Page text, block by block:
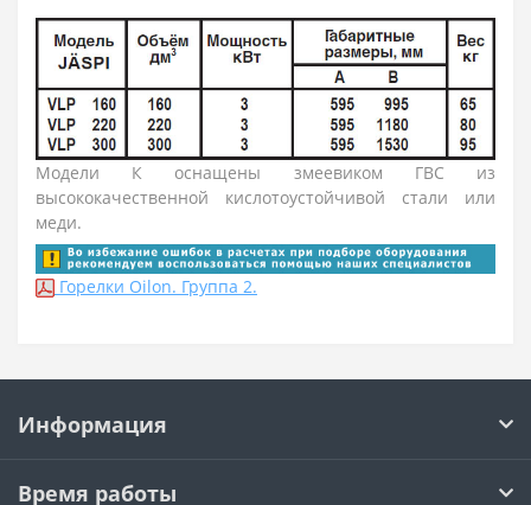
Модели К оснащены змеевиком ГВС из
высококачественной кислотоустойчивой стали или
меди.
Горелки Oilon. Группа 2.
Информация
Время работы